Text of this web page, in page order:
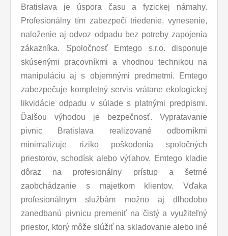
Bratislava je úspora času a fyzickej námahy.
Profesionálny tím zabezpečí triedenie, vynesenie,
naloženie aj odvoz odpadu bez potreby zapojenia
zákazníka. Spoločnosť Emtego s.r.o. disponuje
skúsenými pracovníkmi a vhodnou technikou na
manipuláciu aj s objemnými predmetmi. Emtego
zabezpečuje kompletný servis vrátane ekologickej
likvidácie odpadu v súlade s platnými predpismi.
Ďalšou výhodou je bezpečnosť. Vypratavanie
pivnic Bratislava realizované odborníkmi
minimalizuje riziko poškodenia spoločných
priestorov, schodísk alebo výťahov. Emtego kladie
dôraz na profesionálny prístup a šetrné
zaobchádzanie s majetkom klientov. Vďaka
profesionálnym službám možno aj dlhodobo
zanedbanú pivnicu premeniť na čistý a využiteľný
priestor, ktorý môže slúžiť na skladovanie alebo iné